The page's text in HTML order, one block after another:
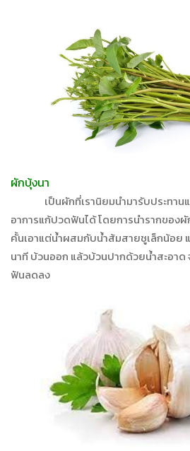
ผักบุ้งนา
เป็นผักที่เรานิยมนำมารับประทานแล
อาการแก้ปวดฟันได้ โดยการนำรากของ
คั้นเอาแต่น้ำผสมกับน้ำส้มสายชูเล็กน้อย
นาที บ้วนออก แล้วบ้วนปากด้วยน้ำสะอาด
ฟันลดลง